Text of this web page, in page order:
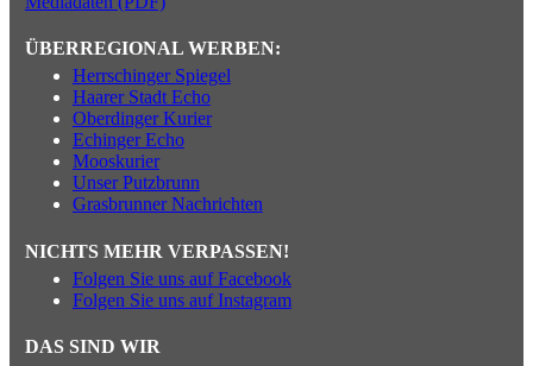
ÜBERREGIONAL WERBEN:
Herrschinger Spiegel
Haarer Stadt Echo
Oberdinger Kurier
Echinger Echo
Mooskurier
Unser Putzbrunn
Grasbrunner Nachrichten
NICHTS MEHR VERPASSEN!
Folgen Sie uns auf Facebook
Folgen Sie uns auf Instagram
DAS SIND WIR